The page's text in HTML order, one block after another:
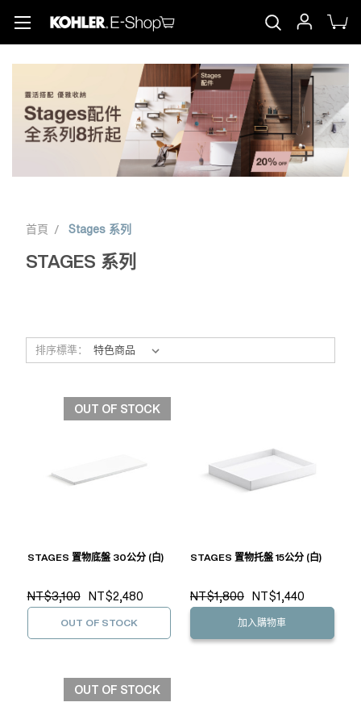
首頁 Stages 系列
STAGES 系列
排序標準：
OUT OF STOCK
STAGES 置物底盤 30公分 (白)
NT$3,100 NT$2,480
OUT OF STOCK
STAGES 置物托盤 15公分 (白)
NT$1,800 NT$1,440
加入購物車
OUT OF STOCK